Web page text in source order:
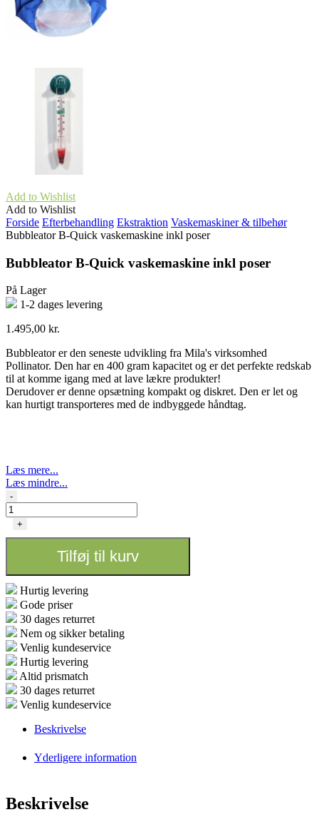
Add to Wishlist
Add to Wishlist
Forside Efterbehandling Ekstraktion Vaskemaskiner & tilbehør
Bubbleator B-Quick vaskemaskine inkl poser
Bubbleator B-Quick vaskemaskine inkl poser
På Lager
1-2 dages levering
1.495,00 kr.
Bubbleator er den seneste udvikling fra Mila's virksomhed
Pollinator. Den har en 400 gram kapacitet og er det perfekte redskab
til at komme igang med at lave lækre produkter!
Derudover er denne opsætning kompakt og diskret. Den er let og
kan hurtigt transporteres med de indbyggede håndtag.
Læs mere...
Læs mindre...
Bubbleator
B-
Quick
antal
-
+
Tilføj til kurv
Hurtig levering
Gode priser
30 dages returret
Nem og sikker betaling
Venlig kundeservice
Hurtig levering
Altid prismatch
30 dages returret
Venlig kundeservice
Beskrivelse
Yderligere information
Beskrivelse